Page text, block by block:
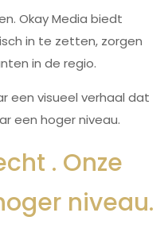
Okay Media biedt
in te zetten, zorgen
in de regio.
een visueel verhaal dat
een hoger niveau.
. Onze
niveau.